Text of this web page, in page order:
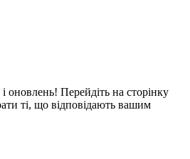
оновлень! Перейдіть на сторінку
ті, що відповідають вашим